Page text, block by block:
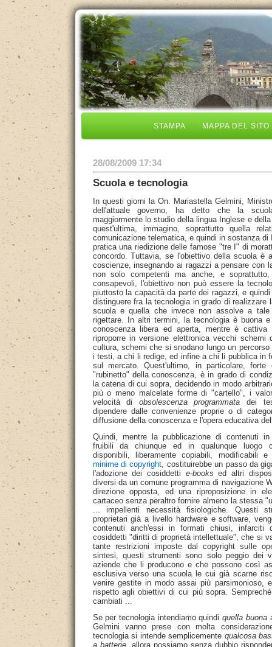
STAMPA MAPPA DEL SITO
28/08/2009 17:34
Scuola e tecnologia
In questi giorni la On. Mariastella Gelmini,
dell'attuale governo, ha detto che la
maggiormente lo studio della lingua Inglese e
quest'ultima, immagino, soprattutto quella
comunicazione telematica, e quindi in sostanza
pratica una riedizione delle famose "tre I" di
concordo. Tuttavia, se l'obiettivo della scuola è
coscienze, insegnando ai ragazzi a pensare con
non solo competenti ma anche, e
consapevoli, l'obiettivo non può essere la
piuttosto la capacità da parte dei ragazzi, e
distinguere fra la tecnologia in grado di realizzare
scuola e quella che invece non assolve a
rigettare. In altri termini, la tecnologia è buona
conoscenza libera ed aperta, mentre è
riproporre in versione elettronica vecchi
cultura, schemi che si snodano lungo un
i testi, a chi li redige, ed infine a chi li pubblica in
sul mercato. Quest'ultimo, in particolare, forte
"rubinetto" della conoscenza, è in grado di
la catena di cui sopra, decidendo in modo
più o meno malcelate forme di "cartello", i
velocità di obsolescenza programmata dei
dipendere dalle convenienze proprie o di
diffusione della conoscenza e l'opera educativa
Quindi, mentre la pubblicazione di contenuti
fruibili da chiunque ed in qualunque luogo
disponibili, liberamente copiabili, modificabili
minime di copyright, costituirebbe un passo da
l'adozione dei cosiddetti e-books ed altri
diversi da un comune programma di navigazione
direzione opposta, ed una riproposizione in
cartaceo senza peraltro fornire almeno la stessa
... impellenti necessità fisiologiche. Questi
proprietari già a livello hardware e software,
contenuti anch'essi in formati chiusi, infarciti
cosiddetti "diritti di proprietà intellettuale", che si
tante restrizioni imposte dal copyright sulle
sintesi, questi strumenti sono solo peggio dei
aziende che li producono e che possono così
esclusiva verso una scuola le cui già scarne
venire gestite in modo assai più parsimonioso,
rispetto agli obiettivi di cui più sopra.
cambiati ...
Se per tecnologia intendiamo quindiquella buona
Gelmini vanno prese con molta
tecnologia si intende semplicemente qualcosa
a batterie, allora possiamo senza dubbio